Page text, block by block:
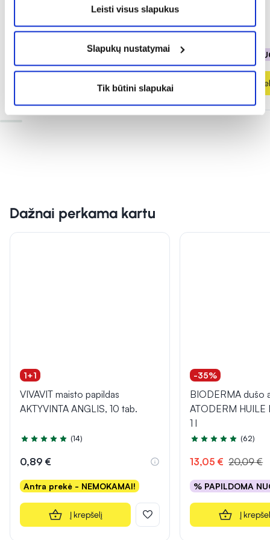
Leisti visus slapukus
Slapukų nustatymai
Tik būtini slapukai
Įvertinimas 5.0 iš 5
2,85 € 5,71 €
% PAPILDOMA NUOLAIDA
Į krepšelį
2,49 € 4,99 €
% PAPILDOMA
Į
Dažnai perkama kartu
1+1
VIVAVIT maisto papildas
AKTYVINTA ANGLIS, 10 tab.
Įvertinimas 5.0 iš 5
(14)
0,89 €
Antra prekė - NEMOKAMAI!
Į krepšelį
-35%
BIODERMA dušo
ATODERM HUILE
1 l
Įvertinimas 5.0 iš 5
(62)
13,05 € 20,09 €
% PAPILDOMA
Į